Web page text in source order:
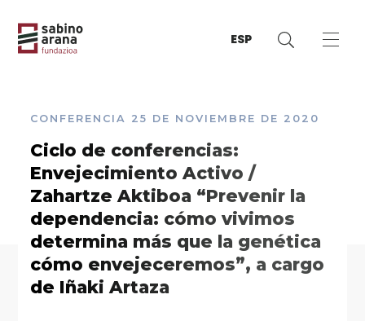
ESP
CONFERENCIA 25 DE NOVIEMBRE DE 2020
Ciclo de conferencias:
Envejecimiento Activo /
Zahartze Aktiboa “Prevenir la
dependencia: cómo vivimos
determina más que la genética
cómo envejeceremos”, a cargo
de Iñaki Artaza